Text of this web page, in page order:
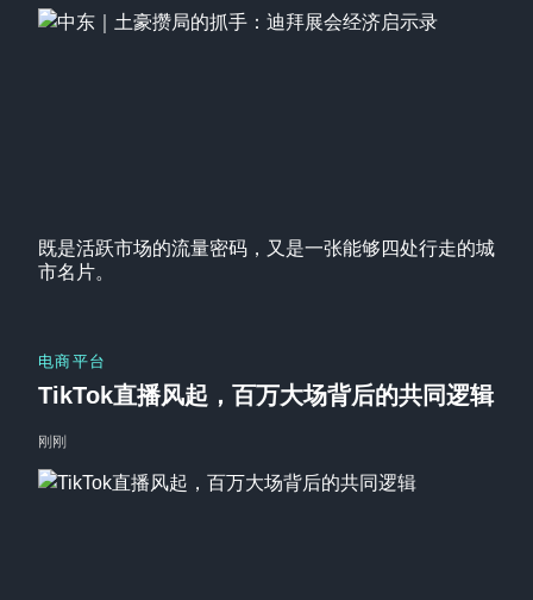
既是活跃市场的流量密码，又是一张能够四处行走的城
市名片。
电商平台
TikTok直播风起，百万大场背后的共同逻辑
刚刚